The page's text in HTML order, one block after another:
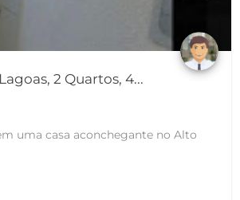
2 Quartos, 4...
uma casa aconchegante no Alto